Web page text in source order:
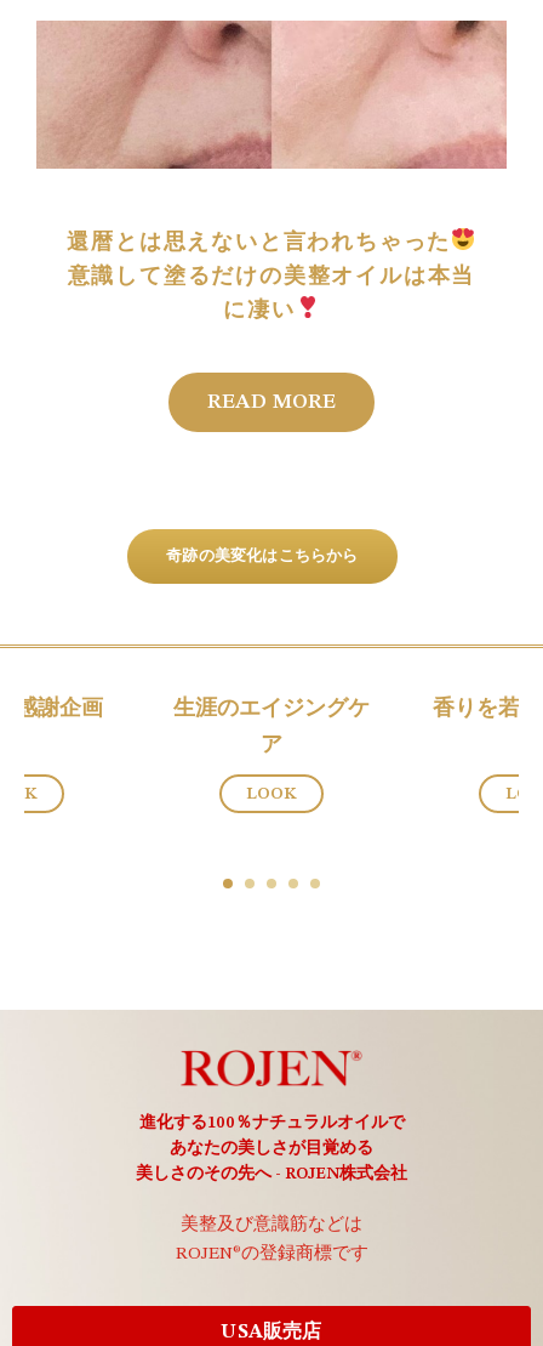
還暦とは思えないと言われちゃった
意識して塗るだけの美整オイルは本当
に凄い
READ MORE
奇跡の美変化はこちらから
感謝企画
生涯のエイジングケ
ア
LOOK
香りを若
進化する100％ナチュラルオイルで
あなたの美しさが目覚める
美しさのその先へ - ROJEN株式会社
美整及び意識筋などは
ROJEN®の登録商標です
USA販売店